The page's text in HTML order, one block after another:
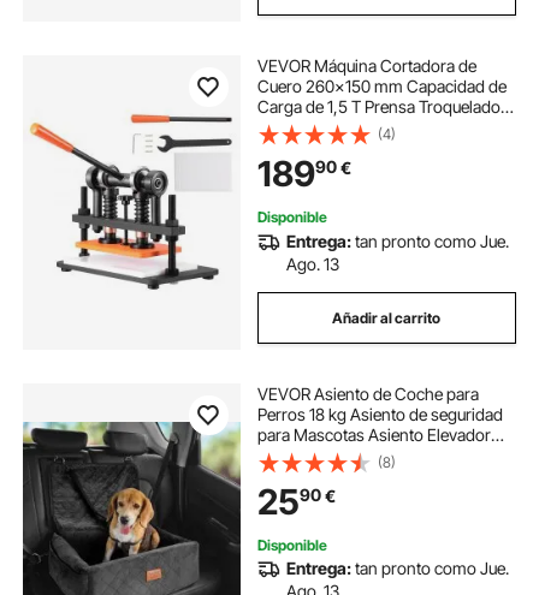
VEVOR Máquina Cortadora de
Cuero 260x150 mm Capacidad de
Carga de 1,5 T Prensa Troqueladora
Manual Carrera Ajustable 12 mm
Perforadora Manual para Cuero
Papel Espuma Plástico Caucho
Varios Materiales
(4)
18990€
Disponible
Entrega:tan pronto como Jue.
Ago. 13
Añadir al carrito
VEVOR Asiento de Coche para
Perros 18 kg Asiento de seguridad
para Mascotas Asiento Elevador
Impermeable con Correa de
Seguridad con Clip Acolchado de
Algodón PP Silla para Coche para
Mascotas, Negro
(8)
2590€
Disponible
Entrega:tan pronto como Jue.